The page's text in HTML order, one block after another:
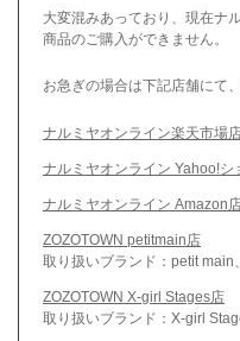
大変混みあっており、現在ナ
商品のご購入ができません。
お急ぎの場合は下記店舗にて
ナルミヤオンライン楽天市場
ナルミヤオンライン Yahoo!シ
ナルミヤオンライン Amazon
ZOZOTOWN petitmain店
取り扱いブランド：petit
ZOZOTOWN X-girl Stages店
取り扱いブランド：X-girl